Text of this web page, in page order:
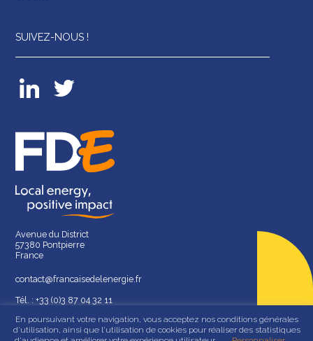
SUIVEZ-NOUS !
Avenue du District
57380 Pontpierre
France
contact@francaisedelenergie.fr
Tél. : +33 (0)3 87 04 32 11
En poursuivant votre navigation, vous acceptez nos conditions générales
d'utilisation, ainsi que l'utilisation de cookies pour réaliser des statistiques